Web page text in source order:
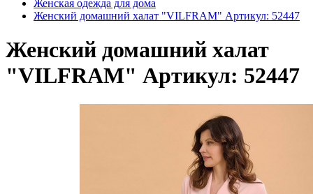
Женская одежда для дома
Женский домашний халат "VILFRAM" Артикул: 52447
Женский домашний халат
"VILFRAM" Артикул: 52447